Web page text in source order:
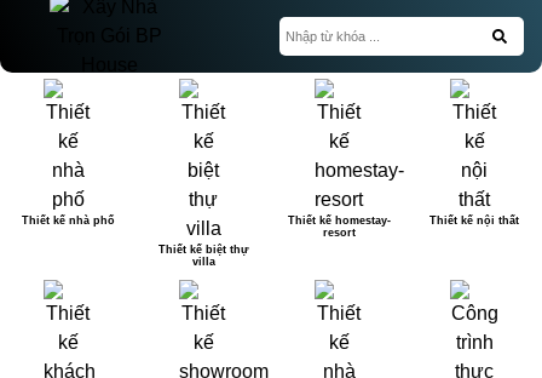
Thiết kế nhà phố
Thiết kế biệt thự
villa
Thiết kế homestay-
resort
Thiết kế nội thất